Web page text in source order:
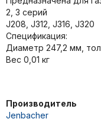
2, 3 серий
J208, J312, J316, J320
Спецификация:
Диаметр 247,2 мм,
Вес 0,01 кг
Производитель
Jenbacher